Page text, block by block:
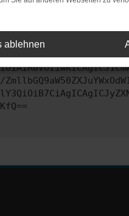
das Problem zu
ablehnen